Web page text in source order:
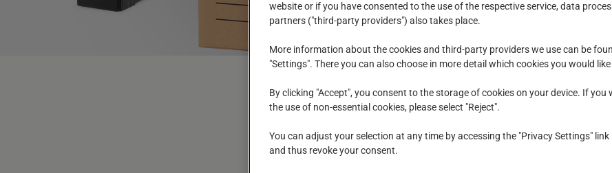
website or if you have consented to the use of the respective service, data
partners ("third-party providers") also takes place.
More information about the cookies and third-party providers we use can be
"Settings". There you can also choose in more detail which cookies you would
By clicking "Accept", you consent to the storage of cookies on your device. If you
the use of non-essential cookies, please select "Reject".
You can adjust your selection at any time by accessing the "Privacy Settings"
and thus revoke your consent.